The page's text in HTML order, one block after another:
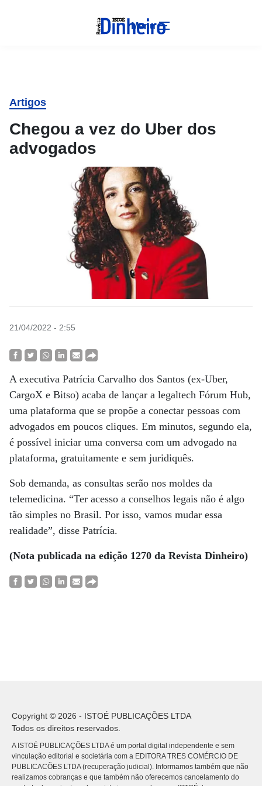
Menu
Artigos
Chegou a vez do Uber dos
advogados
21/04/2022 - 2:55
A executiva Patrícia Carvalho dos Santos (ex-Uber,
CargoX e Bitso) acaba de lançar a legaltech Fórum Hub,
uma plataforma que se propõe a conectar pessoas com
advogados em poucos cliques. Em minutos, segundo ela,
é possível iniciar uma conversa com um advogado na
plataforma, gratuitamente e sem juridiquês.
Sob demanda, as consultas serão nos moldes da
telemedicina. “Ter acesso a conselhos legais não é algo
tão simples no Brasil. Por isso, vamos mudar essa
realidade”, disse Patrícia.
(Nota publicada na edição 1270 da Revista Dinheiro)
Copyright © 2026 - ISTOÉ PUBLICAÇÕES LTDA
Todos os direitos reservados.
A ISTOÉ PUBLICAÇÕES LTDA é um portal digital independente e sem
vinculação editorial e societária com a EDITORA TRES COMÉRCIO DE
PUBLICACÕES LTDA (recuperação judicial). Informamos também que não
realizamos cobranças e que também não oferecemos cancelamento do